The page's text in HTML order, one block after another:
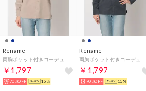
Rename
￥1,797
70%OFF 15%
Rename
￥1,797
70%OFF 15%